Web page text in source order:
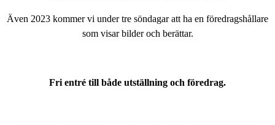
Även 2023 kommer vi under tre söndagar att ha en föredragshållare
som visar bilder och berättar.
Fri entré till både utställning och föredrag.